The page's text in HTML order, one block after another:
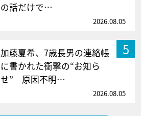
の話だけで…
2026.08.05
5
加藤夏希、7歳長男の連絡帳
に書かれた衝撃の“お知ら
せ” 原因不明…
2026.08.05